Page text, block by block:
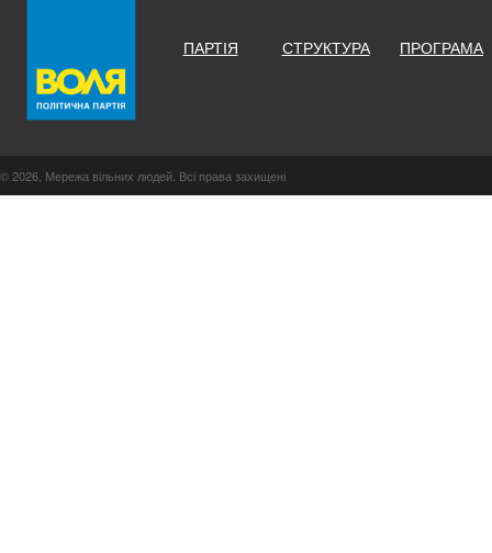
ПАРТІЯ СТРУКТУРА ПРОГРАМА
© 2026, Мережа вільних людей. Всі права захищені